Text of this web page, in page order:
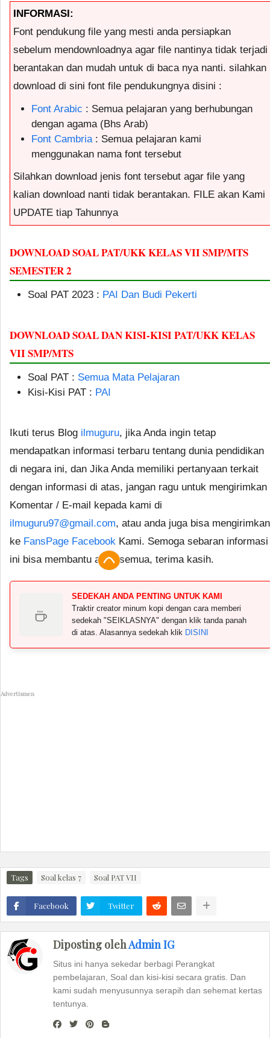
INFORMASI:
Font pendukung file yang mesti anda persiapkan
sebelum mendownloadnya agar file nantinya tidak terjadi
berantakan dan mudah untuk di baca nya nanti. silahkan
download di sini font file pendukungnya disini :
Font Arabic : Semua pelajaran yang berhubungan
dengan agama (Bhs Arab)
Font Cambria: Semua pelajaran kami
menggunakan nama font tersebut
Silahkan download jenis font tersebut agar file yang
kalian download nanti tidak berantakan. FILE akan Kami
UPDATE tiap Tahunnya
DOWNLOAD SOAL PAT/UKK KELAS VII SMP/MTS
SEMESTER 2
Soal PAT 2023 : PAI Dan Budi Pekerti
DOWNLOAD SOAL DAN KISI-KISI PAT/UKK KELAS
VII SMP/MTS
Soal PAT : Semua Mata Pelajaran
Kisi-Kisi PAT : PAI
Ikuti terus Blog ilmuguru, jika Anda ingin tetap
mendapatkan informasi terbaru tentang dunia pendidikan
di negara ini, dan Jika Anda memiliki pertanyaan terkait
dengan informasi di atas, jangan ragu untuk mengirimkan
Komentar / E-mail kepada kami di
ilmuguru97@gmail.com, atau anda juga bisa mengirimkan
ke FansPage Facebook Kami. Semoga sebaran informasi
ini bisa membantu anda semua, terima kasih.
SEDEKAH ANDA PENTING UNTUK KAMI
Traktir creator minum kopi dengan cara memberi
sedekah "SEIKLASNYA" dengan klik tanda panah
di atas. Alasannya sedekah klik DISINI
Advertismen
Tags Soal kelas 7 Soal PAT VII
Facebook Twitter
Diposting olehAdmin IG
Situs ini hanya sekedar berbagi Perangkat
pembelajaran, Soal dan kisi-kisi secara gratis. Dan
kami sudah menyusunnya serapih dan sehemat kertas
tentunya.